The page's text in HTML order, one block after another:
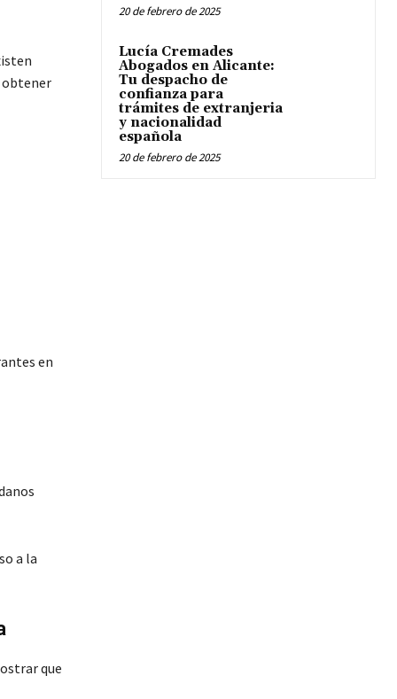
obtener
en
a la
que
20 de febrero de 2025
Lucía Cremades
Abogados en Alicante:
Tu despacho de
confianza para
trámites de extranjeria
y nacionalidad
española
20 de febrero de 2025